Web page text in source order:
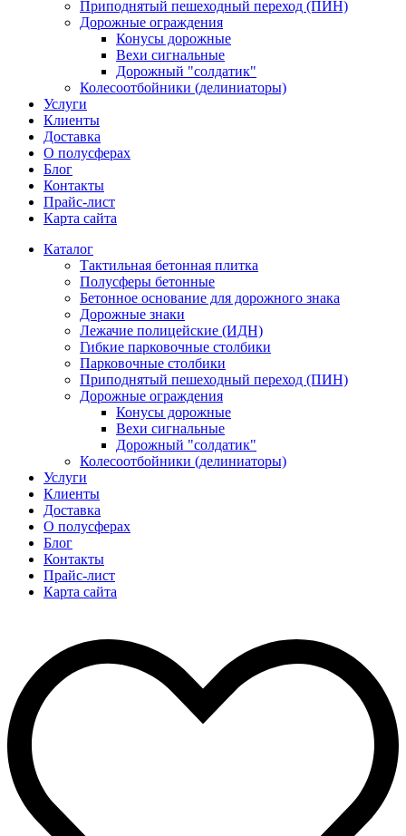
Приподнятый пешеходный переход (ПИН)
Дорожные ограждения
Конусы дорожные
Вехи сигнальные
Дорожный "солдатик"
Колесоотбойники (делиниаторы)
Услуги
Клиенты
Доставка
О полусферах
Блог
Контакты
Прайс-лист
Карта сайта
Каталог
Тактильная бетонная плитка
Полусферы бетонные
Бетонное основание для дорожного знака
Дорожные знаки
Лежачие полицейские (ИДН)
Гибкие парковочные столбики
Парковочные столбики
Приподнятый пешеходный переход (ПИН)
Дорожные ограждения
Конусы дорожные
Вехи сигнальные
Дорожный "солдатик"
Колесоотбойники (делиниаторы)
Услуги
Клиенты
Доставка
О полусферах
Блог
Контакты
Прайс-лист
Карта сайта